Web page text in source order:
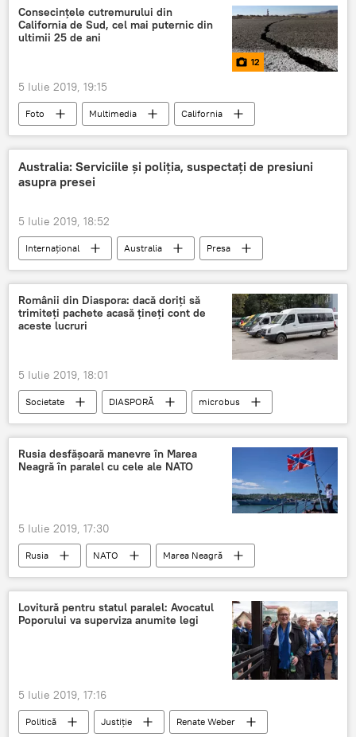
Consecințele cutremurului din
California de Sud, cel mai puternic din
ultimii 25 de ani
12
5 Iulie 2019, 19:15
Foto Multimedia
California
cutremur
seism
Australia: Serviciile și poliția, suspectați de presiuni
asupra presei
5 Iulie 2019, 18:52
Internaţional Australia
Presa
Servicii secrete
Românii din Diaspora: dacă doriţi să
trimiteţi pachete acasă ţineţi cont de
aceste lucruri
5 Iulie 2019, 18:01
Societate DIASPORĂ microbus
Rusia desfăşoară manevre în Marea
Neagră în paralel cu cele ale NATO
5 Iulie 2019, 17:30
Rusia NATO
Marea Neagră
exerciții miltiare
Lovitură pentru statul paralel: Avocatul
Poporului va superviza anumite legi
5 Iulie 2019, 17:16
Politică Justiție Renate Weber